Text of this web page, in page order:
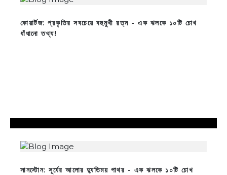
কোয়ার্টজ: প্রকৃতির সবচেয়ে বহুমুখী রত্ন - এক ঝলকে ১০টি চোখ
ধাঁধানো তথ্য!
সানস্টোন: সূর্যের আলোর দ্যুতিময় পাথর - এক ঝলকে ১০টি চোখ